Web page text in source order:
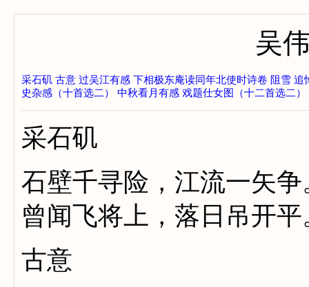
吴
采石矶 古意 过吴江有感 下相极东庵读同年北使时诗卷 阻雪 追
史杂感（十首选二）
中秋看月有感 戏题仕女图（十二首选二）
采石矶
石壁千寻险，江流一矢争
曾闻飞将上，落日吊开平
古意